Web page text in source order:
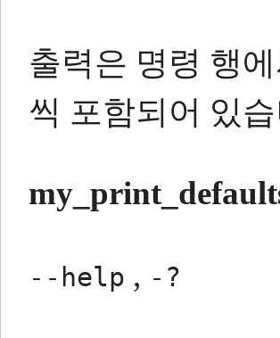
출력은 명령 행
씩 포함되어 있
--help , -?